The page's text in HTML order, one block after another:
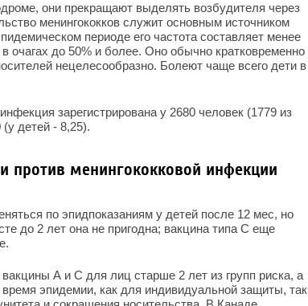
они прекращают выделять возбудителя через
менингококков служит основным источником
периоде его частота составляет менее
очагах до 50% и более. Оно обычно кратковременно
нецелесообразно. Болеют чаще всего дети в
зарегистрирована у 2680 человек (1779 из
детей - 8,25).
против менингококковой инфекции
по эпидпоказаниям у детей после 12 мес, но
до 2 лет она не пригодна; вакцина типа С еще
А и С для лиц старше 2 лет из групп риска, а
эпидемии, как для индивидуальной защиты, так